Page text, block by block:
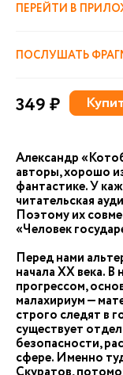
ПЕРЕЙТИ В
ПОСЛУШАТЬ
349 ₽
Александр
авторы, хорошо
фантастике. У
читательская
Поэтому их
«Человек
Перед нами
начала XX века. В
прогрессом,
малахириум —
строго следят в
существует
безопасности,
сфере. Именно